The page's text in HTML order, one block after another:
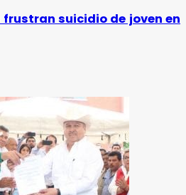
suicidio de joven en